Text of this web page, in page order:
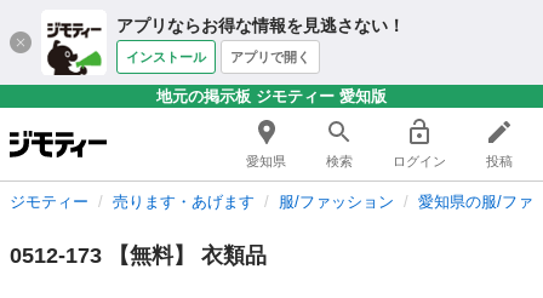
アプリならお得な情報を見逃さない！
インストール アプリで開く
地元の掲示板 ジモティー 愛知版
愛知県 検索 ログイン 投稿
ジモティー 売ります・あげます 服/ファッション 愛知県の服/ファ
0512-173 【無料】 衣類品